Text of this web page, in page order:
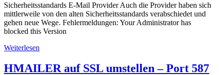
Sicherheitsstandards E-Mail Provider Auch die Provider haben sich
mittlerweile von den alten Sicherheitsstandards verabschiedet und
gehen neue Wege. Fehlermeldungen: Your Administrator has
blocked this Version
Weiterlesen
HMAILER auf SSL umstellen – Port 587